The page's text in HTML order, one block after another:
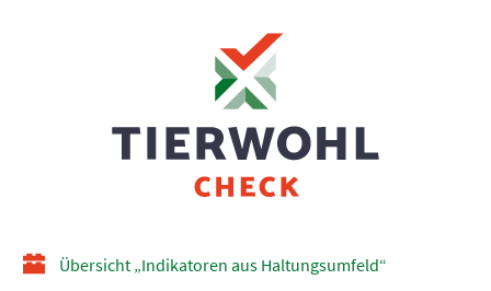
Übersicht „Indikatoren aus Haltungsumfeld“